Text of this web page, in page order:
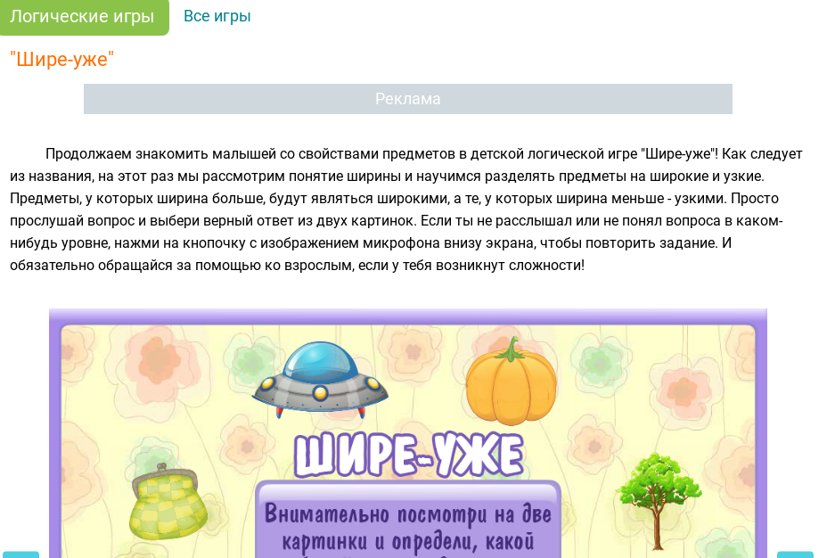
Логические игры Все игры
"Шире-уже"
Реклама
Продолжаем знакомить малышей со свойствами предметов в детской логической игре "Шире-уже"! Как следует
из названия, на этот раз мы рассмотрим понятие ширины и научимся разделять предметы на широкие и узкие.
Предметы, у которых ширина больше, будут являться широкими, а те, у которых ширина меньше - узкими. Просто
прослушай вопрос и выбери верный ответ из двух картинок. Если ты не расслышал или не понял вопроса в каком-
нибудь уровне, нажми на кнопочку с изображением микрофона внизу экрана, чтобы повторить задание. И
обязательно обращайся за помощью ко взрослым, если у тебя возникнут сложности!